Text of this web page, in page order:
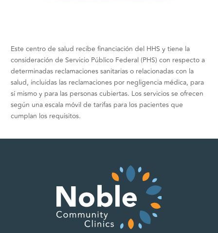
Este centro de salud recibe financiación del HHS y tiene la
consideración de Servicio Público Federal (PHS) con respecto a
determinadas reclamaciones sanitarias o relacionadas con la
salud, incluidas las reclamaciones por negligencia médica, para
sí mismo y para las personas cubiertas. Los servicios se ofrecen
según una escala móvil de tarifas para los pacientes que
cumplan los requisitos.